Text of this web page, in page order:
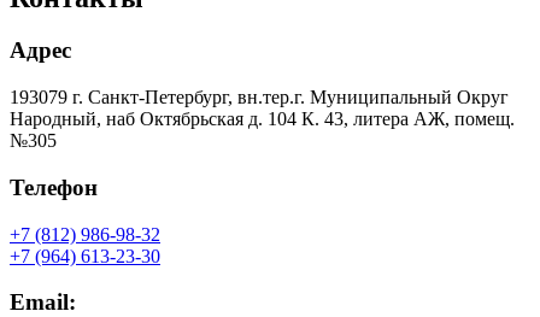
Адрес
193079 г. Санкт-Петербург, вн.тер.г. Муниципальный Округ
Народный, наб Октябрьская д. 104 К. 43, литера АЖ, помещ.
№305
Телефон
+7 (812) 986-98-32
+7 (964) 613-23-30
Email: